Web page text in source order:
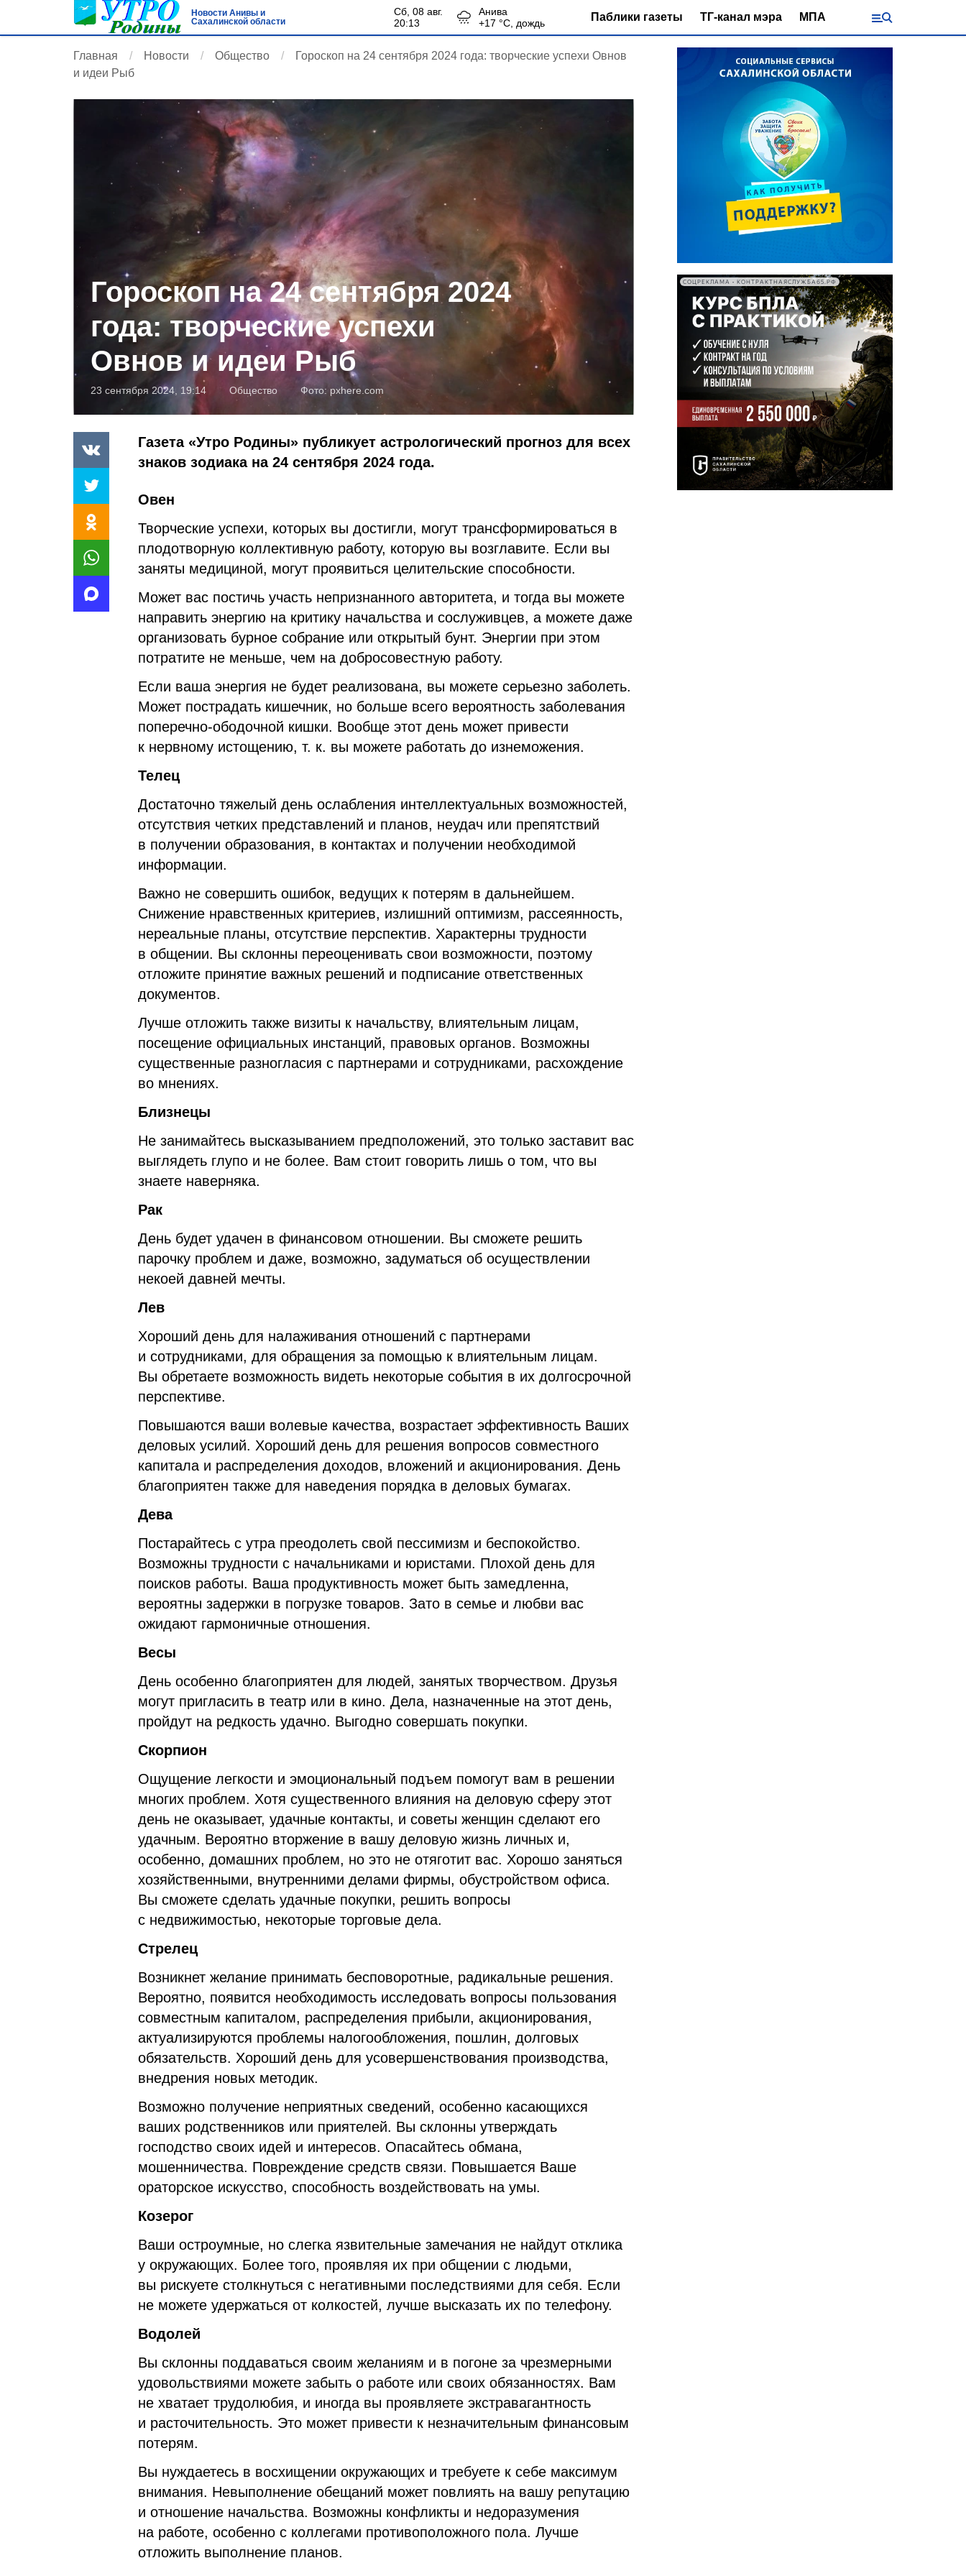
Новости Анивы и
Сахалинской области
сб, 08 авг.
20:13
Анива
+17 °С, дождь Паблики газеты ТГ-канал мэра МПА
Главная Новости Общество
Гороскоп на 24 сентября 2024 года: творческие успехи Овнов
и идеи Рыб
Гороскоп на 24 сентября 2024
года: творческие успехи
Овнов и идеи Рыб
23 сентября 2024, 19:14 Общество Фото: pxhere.com
Газета «Утро Родины» публикует астрологический прогноз для всех
знаков зодиака на 24 сентября 2024 года.
Овен
Творческие успехи, которых вы достигли, могут трансформироваться в
плодотворную коллективную работу, которую вы возглавите. Если вы
заняты медициной, могут проявиться целительские способности.
Может вас постичь участь непризнанного авторитета, и тогда вы можете
направить энергию на критику начальства и сослуживцев, а можете даже
организовать бурное собрание или открытый бунт. Энергии при этом
потратите не меньше, чем на добросовестную работу.
Если ваша энергия не будет реализована, вы можете серьезно заболеть.
Может пострадать кишечник, но больше всего вероятность заболевания
поперечно-ободочной кишки. Вообще этот день может привести
к нервному истощению, т. к. вы можете работать до изнеможения.
Телец
Достаточно тяжелый день ослабления интеллектуальных возможностей,
отсутствия четких представлений и планов, неудач или препятствий
в получении образования, в контактах и получении необходимой
информации.
Важно не совершить ошибок, ведущих к потерям в дальнейшем.
Снижение нравственных критериев, излишний оптимизм, рассеянность,
нереальные планы, отсутствие перспектив. Характерны трудности
в общении. Вы склонны переоценивать свои возможности, поэтому
отложите принятие важных решений и подписание ответственных
документов.
Лучше отложить также визиты к начальству, влиятельным лицам,
посещение официальных инстанций, правовых органов. Возможны
существенные разногласия с партнерами и сотрудниками, расхождение
во мнениях.
Близнецы
Не занимайтесь высказыванием предположений, это только заставит вас
выглядеть глупо и не более. Вам стоит говорить лишь о том, что вы
знаете наверняка.
Рак
День будет удачен в финансовом отношении. Вы сможете решить
парочку проблем и даже, возможно, задуматься об осуществлении
некоей давней мечты.
Лев
Хороший день для налаживания отношений c партнерами
и сотрудниками, для обращения за помощью к влиятельным лицам.
Вы обретаете возможность видеть некоторые события в их долгосрочной
перспективе.
Повышаются ваши волевые качества, возрастает эффективность Ваших
деловых усилий. Хороший день для решения вопросов совместного
капитала и распределения доходов, вложений и акционирования. День
благоприятен также для наведения порядка в деловых бумагах.
Дева
Постарайтесь с утра преодолеть свой пессимизм и беспокойство.
Возможны трудности с начальниками и юристами. Плохой день для
поисков работы. Ваша продуктивность может быть замедленна,
вероятны задержки в погрузке товаров. Зато в семье и любви вас
ожидают гармоничные отношения.
Весы
День особенно благоприятен для людей, занятых творчеством. Друзья
могут пригласить в театр или в кино. Дела, назначенные на этот день,
пройдут на редкость удачно. Выгодно совершать покупки.
Скорпион
Ощущение легкости и эмоциональный подъем помогут вам в решении
многих проблем. Хотя существенного влияния на деловую сферу этот
день не оказывает, удачные контакты, и советы женщин сделают его
удачным. Вероятно вторжение в вашу деловую жизнь личных и,
особенно, домашних проблем, но это не отяготит вас. Хорошо заняться
хозяйственными, внутренними делами фирмы, обустройством офиса.
Вы сможете сделать удачные покупки, решить вопросы
с недвижимостью, некоторые торговые дела.
Стрелец
Возникнет желание принимать бесповоротные, радикальные решения.
Вероятно, появится необходимость исследовать вопросы пользования
совместным капиталом, распределения прибыли, акционирования,
актуализируются проблемы налогообложения, пошлин, долговых
обязательств. Хороший день для усовершенствования производства,
внедрения новых методик.
Возможно получение неприятных сведений, особенно касающихся
ваших родственников или приятелей. Вы склонны утверждать
господство своих идей и интересов. Опасайтесь обмана,
мошенничества. Повреждение средств связи. Повышается Ваше
ораторское искусство, способность воздействовать на умы.
Козерог
Ваши остроумные, но слегка язвительные замечания не найдут отклика
у окружающих. Более того, проявляя их при общении с людьми,
вы рискуете столкнуться с негативными последствиями для себя. Если
не можете удержаться от колкостей, лучше высказать их по телефону.
Водолей
Вы склонны поддаваться своим желаниям и в погоне за чрезмерными
удовольствиями можете забыть о работе или своих обязанностях. Вам
не хватает трудолюбия, и иногда вы проявляете экстравагантность
и расточительность. Это может привести к незначительным финансовым
потерям.
Вы нуждаетесь в восхищении окружающих и требуете к себе максимум
внимания. Невыполнение обещаний может повлиять на вашу репутацию
и отношение начальства. Возможны конфликты и недоразумения
на работе, особенно с коллегами противоположного пола. Лучше
отложить выполнение планов.
СОЦРЕКЛАМА • КОНТРАКТНАЯСЛУЖБА65.РФ